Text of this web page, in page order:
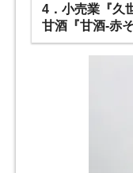
4．小売業『久
甘酒『甘酒-赤